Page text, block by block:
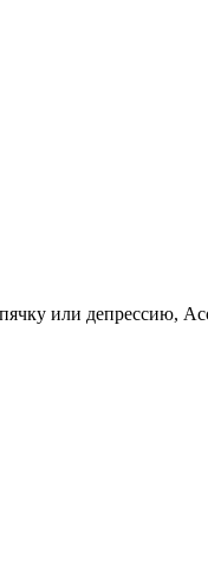
или депрессию,